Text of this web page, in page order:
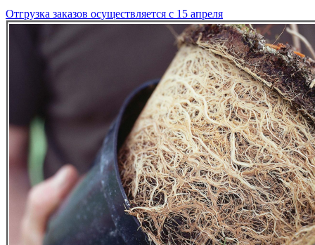
Отгрузка заказов осуществляется с 15 апреля